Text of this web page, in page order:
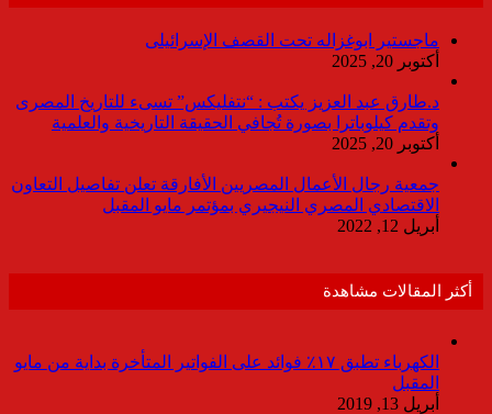
ماجستير ابوغزاله تحت القصف الإسرائيلى
أكتوبر 20, 2025
د.طارق عبد العزيز يكتب : “نتفليكس” تسىء للتاريخ المصرى
وتقدم كيلوباترا بصورة تُجافي الحقيقة التاريخية والعلمية
أكتوبر 20, 2025
جمعية رجال الأعمال المصريين الأفارقة تعلن تفاصيل التعاون
الاقتصادي المصري النيجيري بمؤتمر مايو المقبل
أبريل 12, 2022
أكثر المقالات مشاهدة
الكهرباء تطبق ١٧٪ فوائد على الفواتير المتأخرة بداية من مايو
المقبل
أبريل 13, 2019